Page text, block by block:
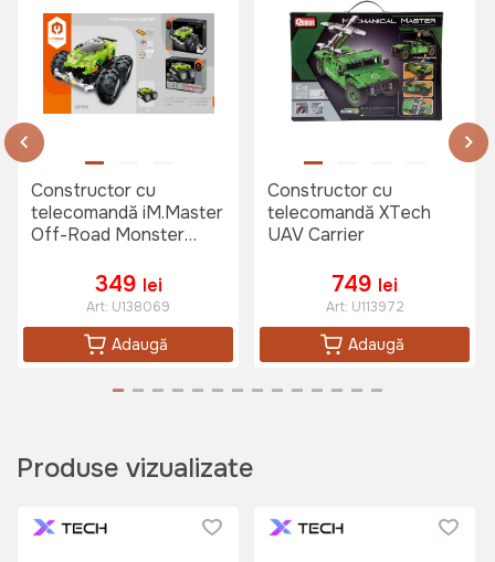
Constructor cu
telecomandă iM.Master
Off-Road Monster
349 lei
Art: U138069
Adaugă
Constructor cu
telecomandă XTech
UAV Carrier
749 lei
Art: U113972
Adaugă
Produse vizualizate